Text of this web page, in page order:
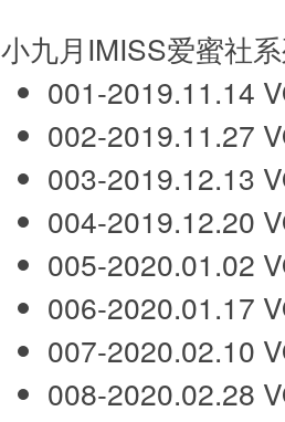
小九月IMISS爱蜜社
001-2019.11.14
002-2019.11.27
003-2019.12.13
004-2019.12.20
005-2020.01.02
006-2020.01.17
007-2020.02.10
008-2020.02.28